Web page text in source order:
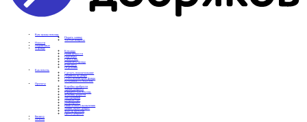
Вам нужна помощь
Подать заявку
Частые вопросы
Новости
Подопечные
О фонде
Команда
Наши ценности
Партнеры
СМИ о нас
Реквизиты фонда
Контакты
Отделения
Как помочь
Сделать пожертвование
Подписка на добро
Стать волонтером фонда
Вечеринки со смыслом
Проекты
Коробка храбрости
Уроки Доброты
Юридическая помощь
Мамины радости
Автодобряки
Добрый торт
Добропробег
Няни особого назначения
Акция «Букет добра»
Фактор времени
Цветы доброты
Бизнесу
Отчеты